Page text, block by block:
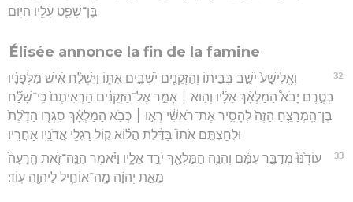
בֶּן־שָׁפָ֛ט עָלָ֖יו הַיּֽוֹם׃
Élisée annonce la fin de la famine
32
וֶאֱלִישָׁע֙ יֹשֵׁ֣ב בְּבֵית֔וֹ וְהַזְּקֵנִ֖ים יֹשְׁבִ֣ים אִתּ֑וֹ וַיִּשְׁלַ֨ח אִ֜ישׁ מִלְּפָנָ֗יו
בְּטֶ֣רֶם יָבֹא֩ הַמַּלְאָ֨ךְ אֵלָ֜יו וְה֣וּא ׀ אָמַ֣ר אֶל־הַזְּקֵנִ֗ים הַרְּאִיתֶם֙ כִּֽי־שָׁלַ֞ח
בֶּן־הַֽמְרַצֵּ֤חַ הַזֶּה֙ לְהָסִ֣יר אֶת־רֹאשִׁ֔י רְא֣וּ ׀ כְּבֹ֣א הַמַּלְאָ֗ךְ סִגְר֤וּ הַדֶּ֙לֶת֙
וּלְחַצְתֶּ֤ם אֹתוֹ֙ בַּדֶּ֔לֶת הֲל֗וֹא ק֛וֹל רַגְלֵ֥י אֲדֹנָ֖יו אַחֲרָֽיו׃
33
עוֹדֶ֙נּוּ֙ מְדַבֵּ֣ר עִמָּ֔ם וְהִנֵּ֥ה הַמַּלְאָ֖ךְ יֹרֵ֣ד אֵלָ֑יו וַיֹּ֗אמֶר הִנֵּֽה־זֹ֤את הָֽרָעָה֙
מֵאֵ֣ת יְהוָ֔ה מָֽה־אוֹחִ֥יל לַיהוָ֖ה עֽוֹד׃